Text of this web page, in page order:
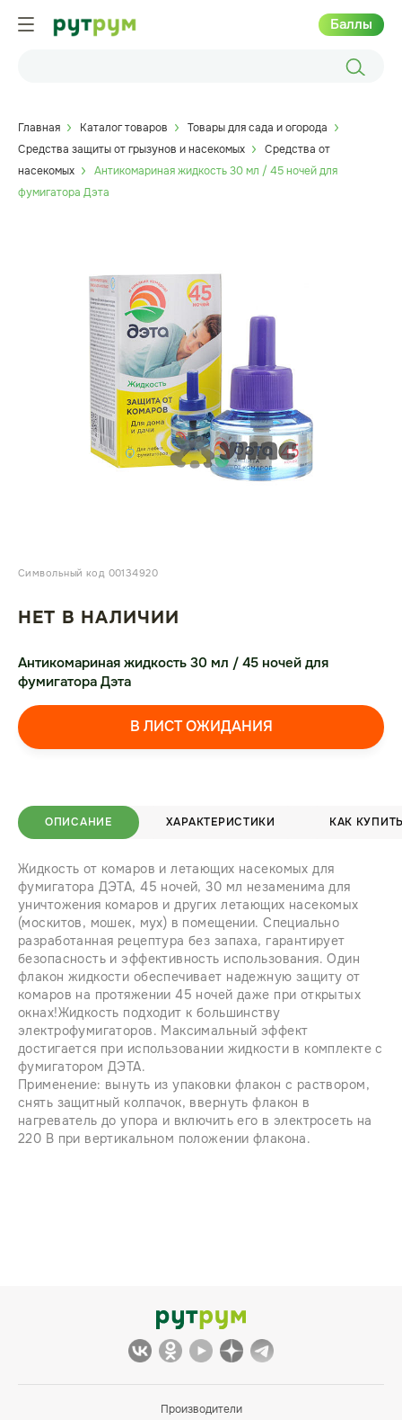
Баллы
Главная Каталог товаров
Товары для сада и огорода
Средства защиты от грызунов и насекомых
Средства от
насекомых
Антикомариная жидкость 30 мл / 45 ночей для
фумигатора Дэта
ОПИСАНИЕ ХАРАКТЕРИСТИКИ КАК
Жидкость от комаров и летающих насекомых для
фумигатора ДЭТА, 45 ночей, 30 мл незаменима для
уничтожения комаров и других летающих насекомых
(москитов, мошек, мух) в помещении. Специально
разработанная рецептура без запаха, гарантирует
безопасность и эффективность использования. Один
флакон жидкости обеспечивает надежную защиту от
комаров на протяжении 45 ночей даже при открытых
окнах!Жидкость подходит к большинству
электрофумигаторов. Максимальный эффект
достигается при использовании жидкости в комплекте с
фумигатором ДЭТА.
Применение: вынуть из упаковки флакон с раствором,
снять защитный колпачок, ввернуть флакон в
нагреватель до упора и включить его в электросеть на
220 В при вертикальном положении флакона.
Символьный код 00134920
НЕТ В НАЛИЧИИ
Антикомариная жидкость 30 мл / 45 ночей для
фумигатора Дэта
В ЛИСТ ОЖИДАНИЯ
Производители